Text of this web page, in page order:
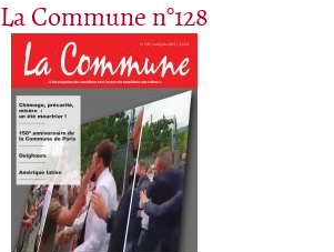
La Commune n°128